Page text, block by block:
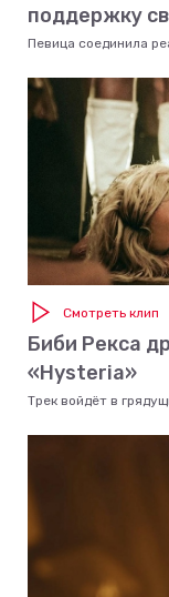
поддержку
Певица соединила
Смотреть клип
Биби Рекса
«Hysteria»
Трек войдёт в